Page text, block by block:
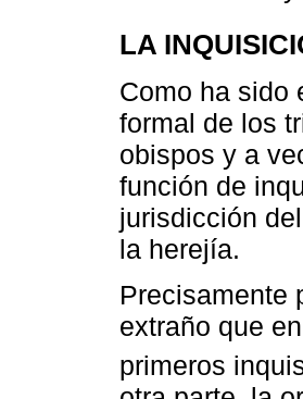
LA
Como ha sido
formal de los
obispos y a
función de
jurisdicción
la herejía.
Precisamente
extraño que
primeros